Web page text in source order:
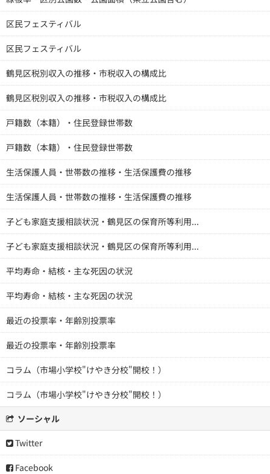
区民フェスティバル
区民フェスティバル
鶴見区税別収入の推移・市税収入の構成比
鶴見区税別収入の推移・市税収入の構成比
戸籍数（本籍）・住民登録世帯数
戸籍数（本籍）・住民登録世帯数
生活保護人員・世帯数の推移・生活保護費の推移
生活保護人員・世帯数の推移・生活保護費の推移
子ども家庭支援相談状況・鶴見区の保育所等利用...
子ども家庭支援相談状況・鶴見区の保育所等利用...
平均寿命・結核・主な死因の状況
平均寿命・結核・主な死因の状況
最近の投票率・年齢別投票率
最近の投票率・年齢別投票率
コラム（市場小学校"けやき分校"開校！）
コラム（市場小学校"けやき分校"開校！）
ソーシャル
Twitter
Facebook